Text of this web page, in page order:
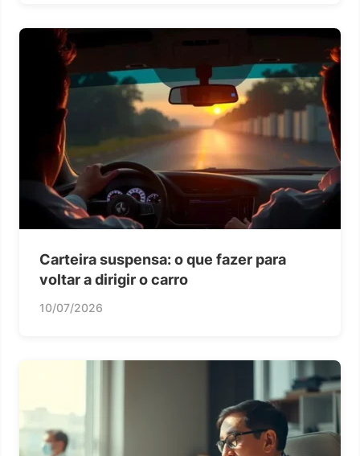
Carteira suspensa: o que fazer para
voltar a dirigir o carro
10/07/2026